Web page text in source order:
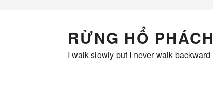
RỪNG HỔ PHÁCH
I walk slowly but I never walk backward